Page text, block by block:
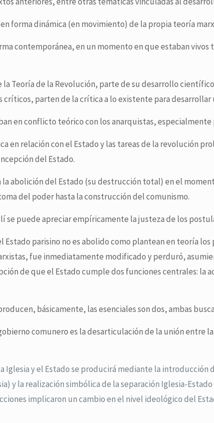
forma dinámica (en movimiento) de la propia teoría
contemporánea, en un momento en que estaban
la Teoría de la Revolución, parte de su desarrollo
críticos, parten de la crítica a lo existente para desarrollar
en conflicto teórico con los anarquistas,
en relación con el Estado y las tareas de la revolución
del Estado.
abolición del Estado (su destrucción total) en el
del poder hasta la construcción del comunismo.
se puede apreciar empíricamente la justeza de los
Estado parisino no es abolido como plantean en teoría
fue inmediatamente modificado y perduró,
de que el Estado cumple dos funciones centrales: la
básicamente, las esenciales son dos, ambas
comunero es la desarticulación de la unión entre
Iglesia y el Estado se producirá mediante la
y la realización simbólica de la separación Iglesia-
implicaron un cambio en el nivel ideológico del